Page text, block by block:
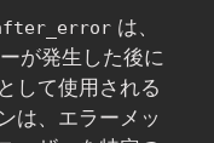
は、
が発生した後に
して使用される
は、エラーメッ